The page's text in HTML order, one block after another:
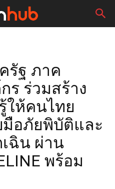
รัฐ ภาค
ร ร่วมสร้าง
ให้คนไทย
มือภัยพิบัติและ
ฉิน ผ่าน
พร้อม